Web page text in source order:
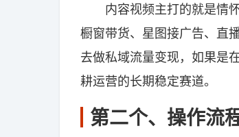
内容视频主打的就是情怀
橱窗带货、星图接广告、直
去做私域流量变现，如果是
耕运营的长期稳定赛道。
第二个、操作流